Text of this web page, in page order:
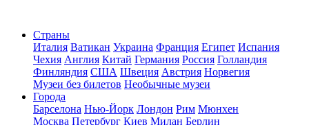
Страны
Италия Ватикан Украина Франция Египет Испания
Чехия Англия Китай Германия Россия Голландия
Финляндия США Швеция Австрия Норвегия
Музеи без билетов Необычные музеи
Города
Барселона Нью-Йорк Лондон Рим Мюнхен
Москва Петербург Киев Милан Берлин